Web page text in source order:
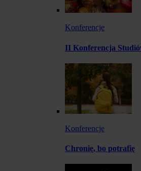
Konferencje
II Konferencja
Konferencje
Chronię, bo potrafię